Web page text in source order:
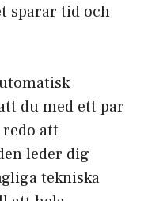
sparar tid och
du med ett par
att
leder dig
tekniska